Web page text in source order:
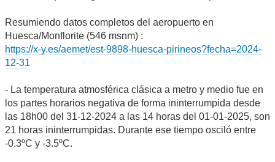
Resumiendo datos completos del aeropuerto en
Huesca/Monflorite (546 msnm) :
https://x-y.es/aemet/est-9898-huesca-pirineos?fecha=2024-
12-31
- La temperatura atmosférica clásica a metro y medio fue en
los partes horarios negativa de forma ininterrumpida desde
las 18h00 del 31-12-2024 a las 14 horas del 01-01-2025, son
21 horas ininterrumpidas. Durante ese tiempo osciló entre
-0.3ºC y -3.5ºC.